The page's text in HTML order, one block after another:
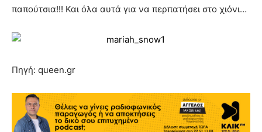
παπούτσια!!! Και όλα αυτά για να περπατήσει στο χιόνι…
Πηγή: queen.gr